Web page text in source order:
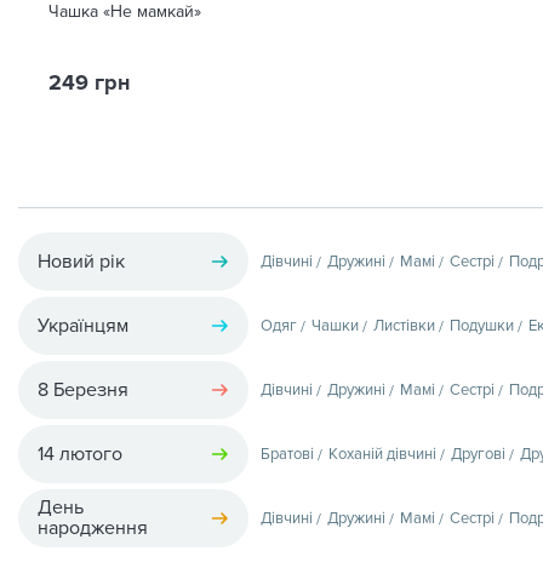
Чашка «Не мамкай»
249 грн
Новий рік Дівчині Дружині Мамі Сестрі
Українцям Одяг Чашки Листівки Подушки
8 Березня Дівчині Дружині Мамі Сестрі
14 лютого Братові Коханій дівчині Другові
День
народження
Дівчині Дружині Мамі Сестрі